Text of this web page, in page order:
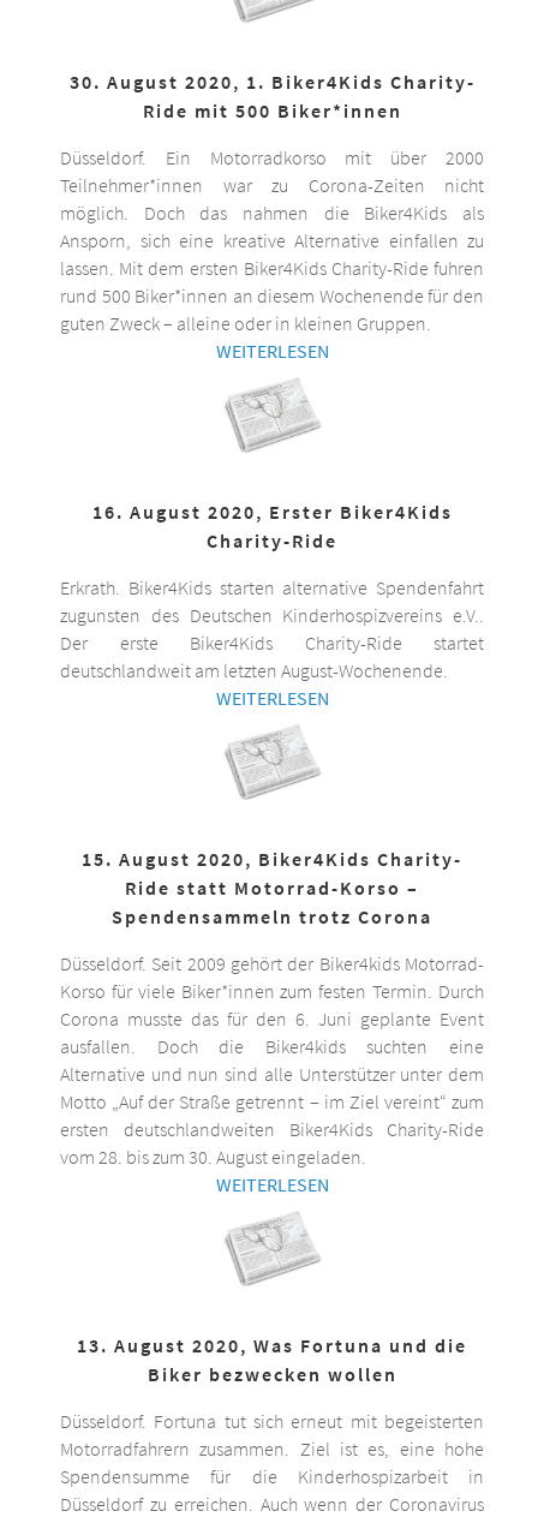
30. August 2020, 1. Biker4Kids Charity-
Ride mit 500 Biker*innen
Düsseldorf. Ein Motorradkorso mit über 2000
Teilnehmer*innen war zu Corona-Zeiten nicht
möglich. Doch das nahmen die Biker4Kids als
Ansporn, sich eine kreative Alternative einfallen zu
lassen. Mit dem ersten Biker4Kids Charity-Ride fuhren
rund 500 Biker*innen an diesem Wochenende für den
guten Zweck – alleine oder in kleinen Gruppen.
WEITERLESEN
16. August 2020, Erster Biker4Kids
Charity-Ride
Erkrath. Biker4Kids starten alternative Spendenfahrt
zugunsten des Deutschen Kinderhospizvereins e.V..
Der erste Biker4Kids Charity-Ride startet
deutschlandweit am letzten August-Wochenende.
WEITERLESEN
15. August 2020, Biker4Kids Charity-
Ride statt Motorrad-Korso –
Spendensammeln trotz Corona
Düsseldorf. Seit 2009 gehört der Biker4kids Motorrad-
Korso für viele Biker*innen zum festen Termin. Durch
Corona musste das für den 6. Juni geplante Event
ausfallen. Doch die Biker4kids suchten eine
Alternative und nun sind alle Unterstützer unter dem
Motto „Auf der Straße getrennt – im Ziel vereint“ zum
ersten deutschlandweiten Biker4Kids Charity-Ride
vom 28. bis zum 30. August eingeladen.
WEITERLESEN
13. August 2020, Was Fortuna und die
Biker bezwecken wollen
Düsseldorf. Fortuna tut sich erneut mit begeisterten
Motorradfahrern zusammen. Ziel ist es, eine hohe
Spendensumme für die Kinderhospizarbeit in
Düsseldorf zu erreichen. Auch wenn der Coronavirus